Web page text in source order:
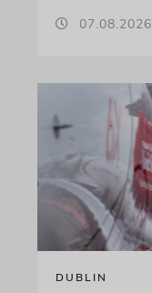
07.08.2026
DUBLIN